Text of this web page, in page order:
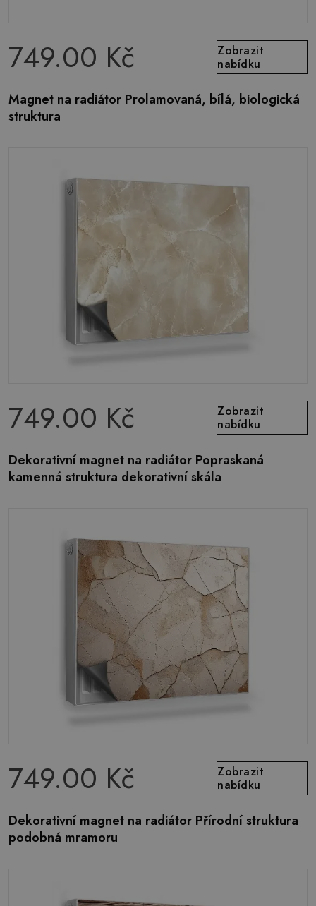
749.00 Kč
Zobrazit
nabídku
Magnet na radiátor Prolamovaná, bílá, biologická
struktura
749.00 Kč
Zobrazit
nabídku
Dekorativní magnet na radiátor Popraskaná
kamenná struktura dekorativní skála
749.00 Kč
Zobrazit
nabídku
Dekorativní magnet na radiátor Přírodní struktura
podobná mramoru